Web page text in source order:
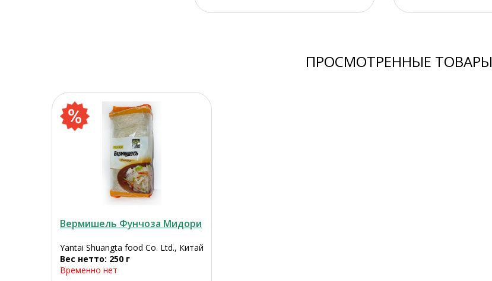
ПРОСМОТРЕННЫЕ ТОВАРЫ
Вермишель Фунчоза Мидори
Yantai Shuangta food Co. Ltd., Китай
Вес нетто: 250 г
Временно нет